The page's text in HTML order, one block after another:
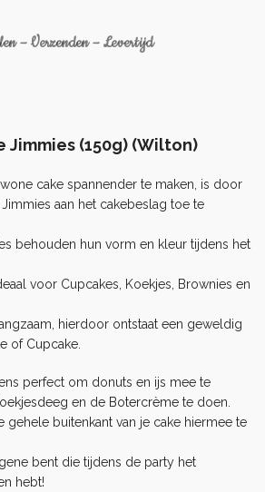
– Verzenden – Levertijd
Jimmies (150g) (Wilton)
cake spannender te maken, is door
Jimmies aan het cakebeslag toe te
behouden hun vorm en kleur tijdens het
voor Cupcakes, Koekjes, Brownies en
hierdoor ontstaat een geweldig
of Cupcake
perfect om donuts en ijs mee te
en de Botercrème te doen.
gehele buitenkant van je cake hiermee te
bent die tijdens de party het
hebt!